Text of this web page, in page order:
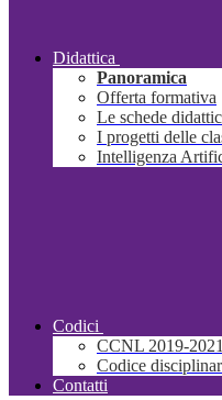
Didattica
Panoramica
Offerta formativa
Le schede
I progetti delle
Intelligenza
Codici
CCNL 2019-2021
Codice
Contatti